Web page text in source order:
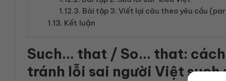
Bài tập 3: Viết lại câu theo yêu cầu
Kết luận
Such… that / So… that:
tránh lỗi sai người Việt such